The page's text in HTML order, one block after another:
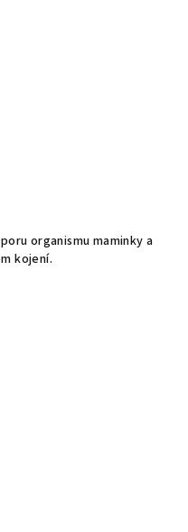
organismu maminky a
kojení.